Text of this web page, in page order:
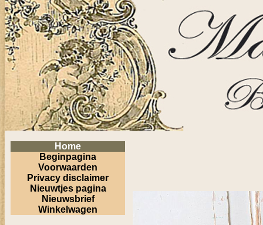
Home
Beginpagina
Voorwaarden
Privacy disclaimer
Nieuwtjes pagina
Nieuwsbrief
Winkelwagen